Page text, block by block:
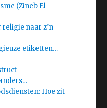
(Zineb El
naar z’n
etiketten…
Hoe zit